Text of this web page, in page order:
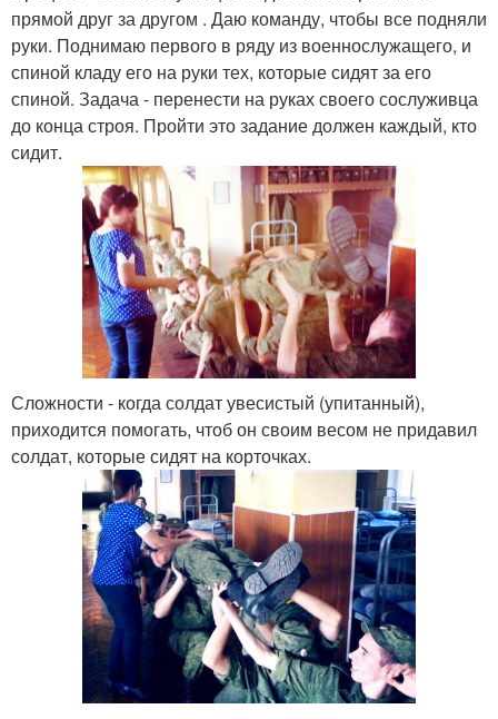
прямой друг за другом . Даю команду, чтобы все подняли
руки. Поднимаю первого в ряду из военнослужащего, и
спиной кладу его на руки тех, которые сидят за его
спиной. Задача - перенести на руках своего сослуживца
до конца строя. Пройти это задание должен каждый, кто
сидит.
Сложности - когда солдат увесистый (упитанный),
приходится помогать, чтоб он своим весом не придавил
солдат, которые сидят на корточках.